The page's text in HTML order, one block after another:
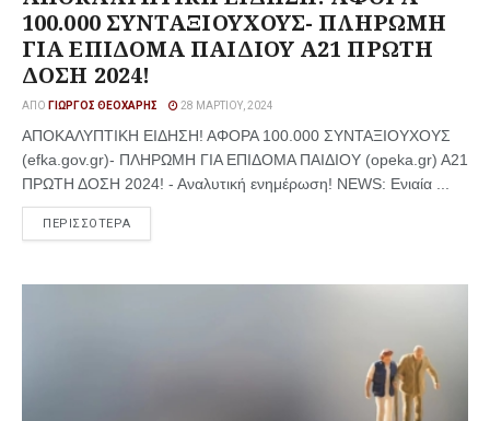
100.000 ΣΥΝΤΑΞΙΟΥΧΟΥΣ- ΠΛΗΡΩΜΗ
ΓΙΑ ΕΠΙΔΟΜΑ ΠΑΙΔΙΟΥ Α21 ΠΡΩΤΗ
ΔΟΣΗ 2024!
ΑΠΌ ΓΙΏΡΓΟΣ ΘΕΟΧΆΡΗΣ 28 ΜΑΡΤΊΟΥ, 2024
ΑΠΟΚΑΛΥΠΤΙΚΗ ΕΙΔΗΣΗ! ΑΦΟΡΑ 100.000 ΣΥΝΤΑΞΙΟΥΧΟΥΣ
(efka.gov.gr)- ΠΛΗΡΩΜΗ ΓΙΑ ΕΠΙΔΟΜΑ ΠΑΙΔΙΟΥ (opeka.gr) Α21
ΠΡΩΤΗ ΔΟΣΗ 2024! - Αναλυτική ενημέρωση! NEWS: Ενιαία ...
ΠΕΡΙΣΣΟΤΕΡΑ